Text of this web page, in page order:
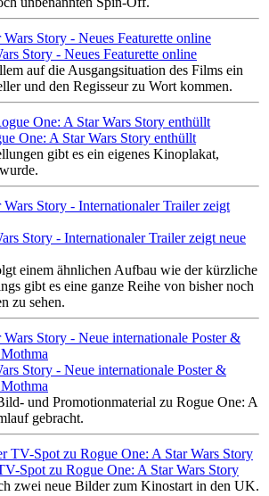
Story - Neues Featurette online
auf die Ausgangsituation des Films ein
und den Regisseur zu Wort kommen.
One: A Star Wars Story enthüllt
gibt es ein eigenes Kinoplakat,
Story - Internationaler Trailer zeigt neue
einem ähnlichen Aufbau wie der kürzliche
gibt es eine ganze Reihe von bisher noch
zu sehen.
Story - Neue internationale Poster &
und Promotionmaterial zu Rogue One: A
gebracht.
Spot zu Rogue One: A Star Wars Story
zwei neue Bilder zum Kinostart in den UK.